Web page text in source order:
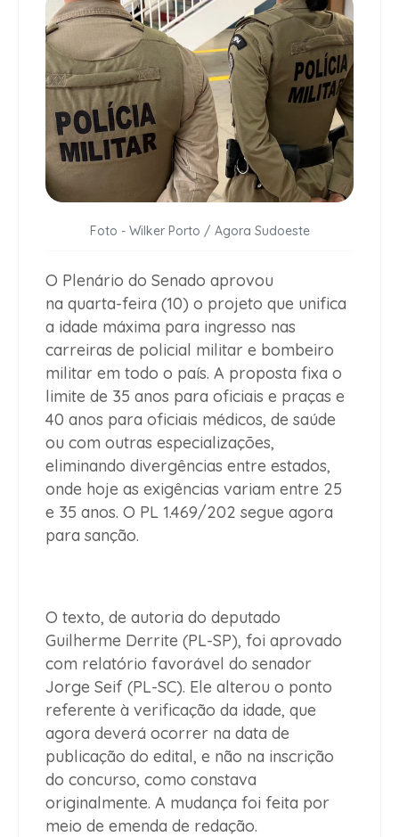
Foto - Wilker Porto / Agora Sudoeste
O Plenário do Senado aprovou
na quarta-feira (10) o projeto que unifica
a idade máxima para ingresso nas
carreiras de policial militar e bombeiro
militar em todo o país. A proposta fixa o
limite de 35 anos para oficiais e praças e
40 anos para oficiais médicos, de saúde
ou com outras especializações,
eliminando divergências entre estados,
onde hoje as exigências variam entre 25
e 35 anos. O PL 1.469/202 segue agora
para sanção.
O texto, de autoria do deputado
Guilherme Derrite (PL-SP), foi aprovado
com relatório favorável do senador
Jorge Seif (PL-SC). Ele alterou o ponto
referente à verificação da idade, que
agora deverá ocorrer na data de
publicação do edital, e não na inscrição
do concurso, como constava
originalmente. A mudança foi feita por
meio de emenda de redação.